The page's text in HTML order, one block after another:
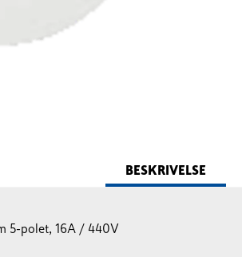
BESKRIVELSE
5-polet, 16A / 440V